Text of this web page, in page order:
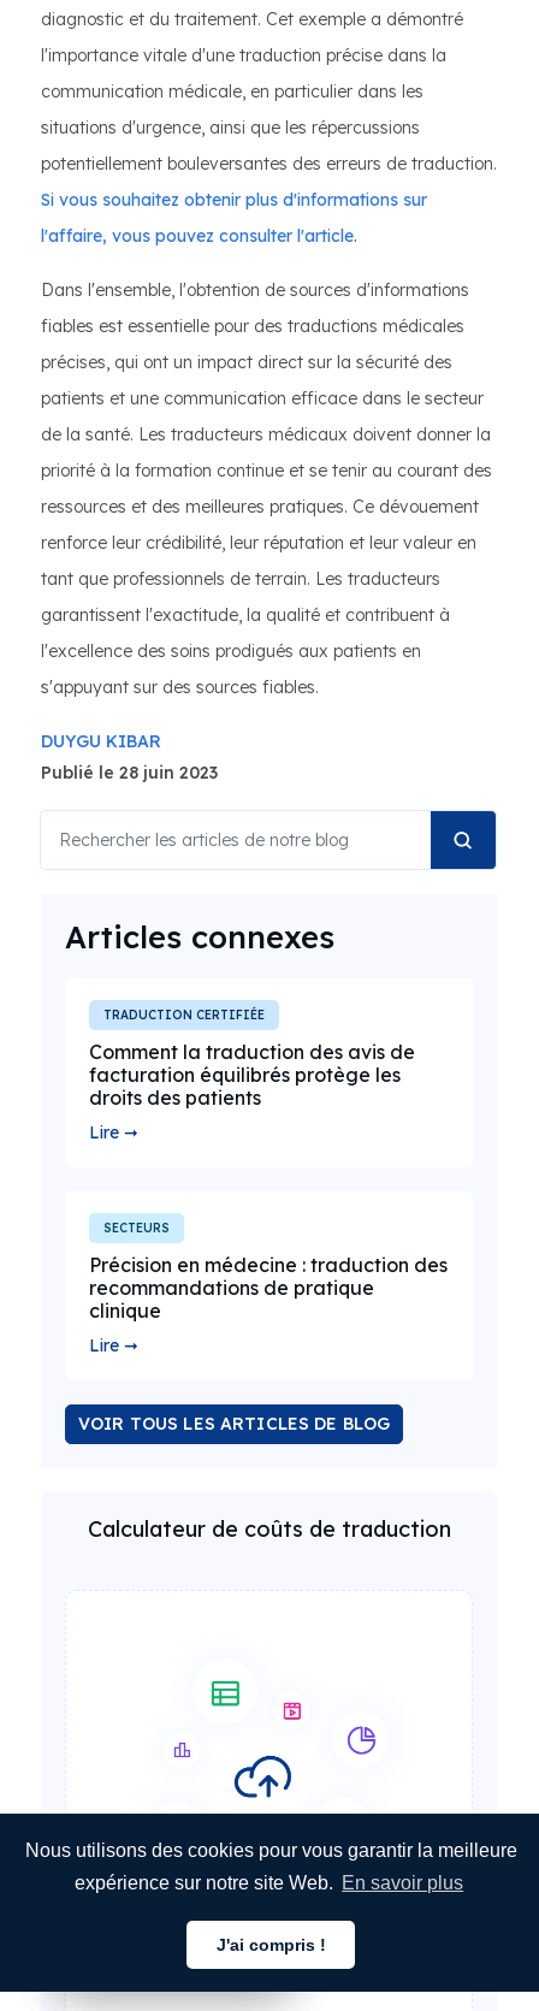
Nous utilisons des cookies pour vous garantir la meilleure
expérience sur notre site Web. En savoir plus
J'ai compris !
diagnostic et du traitement. Cet exemple a démontré
l'importance vitale d'une traduction précise dans la
communication médicale, en particulier dans les
situations d'urgence, ainsi que les répercussions
potentiellement bouleversantes des erreurs de traduction.
Si vous souhaitez obtenir plus d'informations sur
l'affaire, vous pouvez consulter l'article.
Dans l'ensemble, l'obtention de sources d'informations
fiables est essentielle pour des traductions médicales
précises, qui ont un impact direct sur la sécurité des
patients et une communication efficace dans le secteur
de la santé. Les traducteurs médicaux doivent donner la
priorité à la formation continue et se tenir au courant des
ressources et des meilleures pratiques. Ce dévouement
renforce leur crédibilité, leur réputation et leur valeur en
tant que professionnels de terrain. Les traducteurs
garantissent l'exactitude, la qualité et contribuent à
l'excellence des soins prodigués aux patients en
s'appuyant sur des sources fiables.
DUYGU KIBAR
Publié le 28 juin 2023
Articles connexes
TRADUCTION CERTIFIÉE
Comment la traduction des avis de
facturation équilibrés protège les
droits des patients
Lire ➞
SECTEURS
Précision en médecine : traduction des
recommandations de pratique
clinique
Lire ➞
VOIR TOUS LES ARTICLES DE BLOG
Calculateur de coûts de traduction
Add files fordocument
translation
Français
Français
Français